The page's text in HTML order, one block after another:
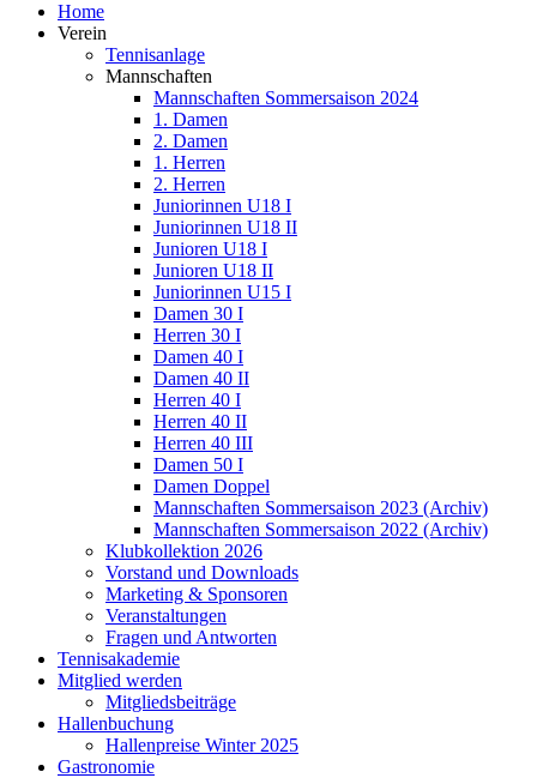
Home
Verein
Tennisanlage
Mannschaften
Mannschaften Sommersaison 2024
1. Damen
2. Damen
1. Herren
2. Herren
Juniorinnen U18 I
Juniorinnen U18 II
Junioren U18 I
Junioren U18 II
Juniorinnen U15 I
Damen 30 I
Herren 30 I
Damen 40 I
Damen 40 II
Herren 40 I
Herren 40 II
Herren 40 III
Damen 50 I
Damen Doppel
Mannschaften Sommersaison 2023 (Archiv)
Mannschaften Sommersaison 2022 (Archiv)
Klubkollektion 2026
Vorstand und Downloads
Marketing & Sponsoren
Veranstaltungen
Fragen und Antworten
Tennisakademie
Mitglied werden
Mitgliedsbeiträge
Hallenbuchung
Hallenpreise Winter 2025
Gastronomie